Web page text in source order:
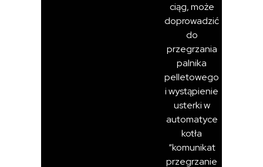
ciąg, może
doprowadzić
do
przegrzania
palnika
pelletowego
i wystąpienie
usterki w
automatyce
kotła
“komunikat
przegrzanie